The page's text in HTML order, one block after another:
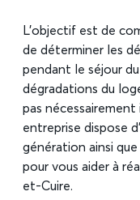
L’objectif est de
de déterminer les
pendant le séjour
dégradations du
pas
entreprise dispose
génération ainsi
pour vous aider à
et-Cuire.